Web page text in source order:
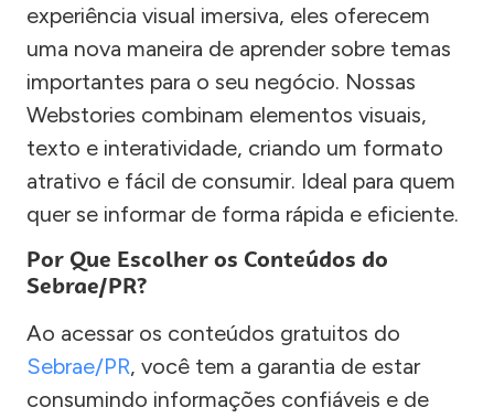
experiência visual imersiva, eles oferecem
uma nova maneira de aprender sobre temas
importantes para o seu negócio. Nossas
Webstories combinam elementos visuais,
texto e interatividade, criando um formato
atrativo e fácil de consumir. Ideal para quem
quer se informar de forma rápida e eficiente.
Por Que Escolher os Conteúdos do
Sebrae/PR?
Ao acessar os conteúdos gratuitos do
Sebrae/PR, você tem a garantia de estar
consumindo informações confiáveis e de